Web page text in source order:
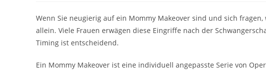
Wenn Sie neugierig auf ein Mommy Makeover sind und sich
allein. Viele Frauen erwägen diese Eingriffe nach der
Timing ist entscheidend.
Ein Mommy Makeover ist eine individuell angepasste Serie von